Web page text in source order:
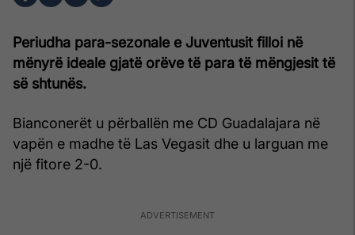
Periudha para-sezonale e Juventusit filloi në
mënyrë ideale gjatë orëve të para të mëngjesit të
së shtunës.
Bianconerët u përballën me CD Guadalajara në
vapën e madhe të Las Vegasit dhe u larguan me
një fitore 2-0.